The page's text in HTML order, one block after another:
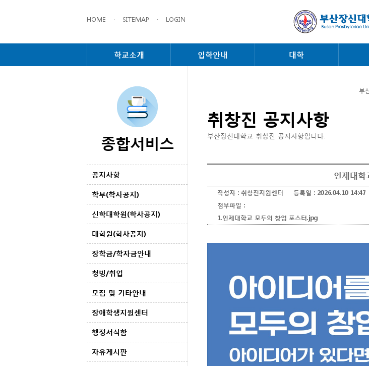
HOME · SITEMAP · LOGIN
학교소개 입학안내 대학
종합서비스
공지사항
학부(학사공지)
신학대학원(학사공지)
대학원(학사공지)
장학금/학자금안내
청빙/취업
모집 및 기타안내
장애학생지원센터
행정서식함
자유게시판
부
취창진 공지사항
부산장신대학교 취창진 공지사항입니다.
인제대
작성자 : 취창진지원센터 등록일 : 2026.04.10 14:47
첨부파일 :
1.인제대학교 모두의 창업 포스터.jpg